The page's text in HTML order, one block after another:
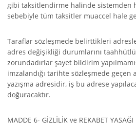
gibi taksitlendirme halinde sistemden
sebebiyle tüm taksitler muaccel hale
Taraflar sözleşmede belirttikleri
adres değişikliği durumlarını
zorundadırlar şayet bildirim
imzalandığı tarihte sözleşmede geçen
yazışma adresidir, iş bu adrese
doğuracaktır.
MADDE 6- GİZLİLİK ve REKABET YASAĞI